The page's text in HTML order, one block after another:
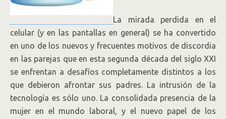
La mirada perdida en el
celular (y en las pantallas en general) se ha convertido
en uno de los nuevos y frecuentes motivos de discordia
en las parejas que en esta segunda década del siglo XXI
se enfrentan a desafíos completamente distintos a los
que debieron afrontar sus padres. La intrusión de la
tecnología es sólo uno. La consolidada presencia de la
mujer en el mundo laboral, y el nuevo papel de los